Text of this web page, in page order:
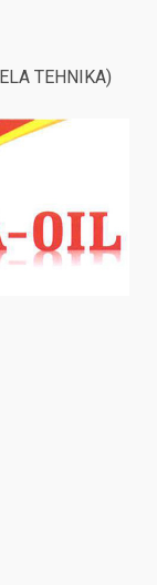
TEHNIKA)